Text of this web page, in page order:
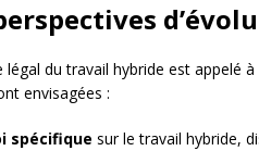
légal du travail hybride est appelé
envisagées :
spécifique sur le travail hybride,